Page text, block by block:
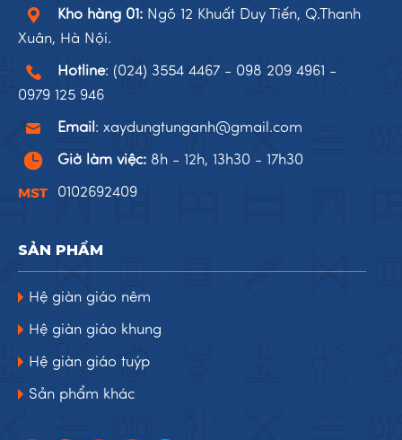
Kho hàng 01: Ngõ 12 Khuất Duy Tiến, Q.Thanh
Xuân, Hà Nội.
Hotline: (024) 3554 4467 - 098 209 4961 -
0979 125 946
Email: xaydungtunganh@gmail.com
Giờ làm việc: 8h - 12h, 13h30 - 17h30
0102692409
SẢN PHẨM
Hệ giàn giáo nêm
Hệ giàn giáo khung
Hệ giàn giáo tuýp
Sản phẩm khác